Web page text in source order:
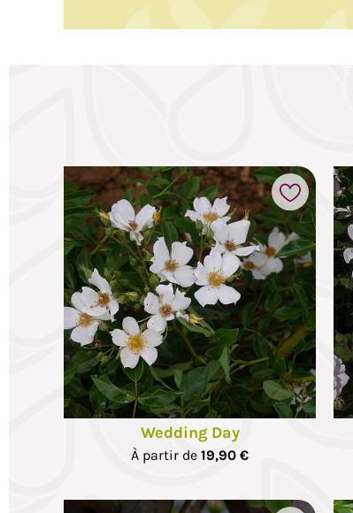
Wedding Day
À partir de 19,90 €
Ajouter à mes favoris